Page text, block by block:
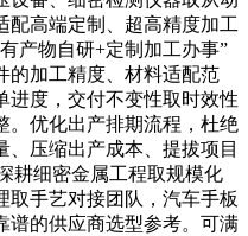
配高端定制、超高精度加工
产物自研+定制加工办事”
的加工精度、材料适配范
进度，交付不变性取时效性
。优化出产排期流程，杜绝
压缩出产成本、提拔项目
耕细密金属工程取规模化
取手艺对接团队，汽车手板
谱的供应商选型参考。可满